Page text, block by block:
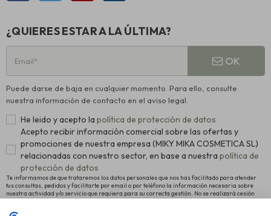
¿QUIERES ESTAR A LA ÚLTIMA?
OK
Puede darse de baja en cualquier momento. Para ello, consulte
nuestra información de contacto en el aviso legal.
He leido y acepto la política de protección de datos
Acepto recibir información comercial sobre las ofertas y
promociones de nuestra empresa (MIKY MIKA COSMETICA SL)
relacionadas con nuestro sector, en base a nuestra política de
protección de datos
Te informamos de que trataremos los datos personales que nos has facilitado para atender
tus consultas, pedidos y facilitarte por email o por teléfono la información necesaria sobre
nuestra actividad y/o servicio que requiera para su correcta gestión. No se realizará cesión
alguna a terceros. La legitimación para el tratamiento es el consentimiento manifestado para